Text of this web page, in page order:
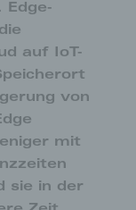
Edge-
auf IoT-
von
mit
sie in der
unserer
die Inhalte
für diese
und der
im Falle